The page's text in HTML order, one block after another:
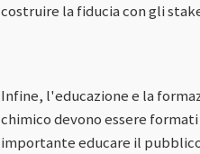
costruire la fiducia con gli
Infine, l'educazione e la
chimico devono essere
importante educare il